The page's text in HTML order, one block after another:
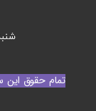
تمام حقوق این
شنبه